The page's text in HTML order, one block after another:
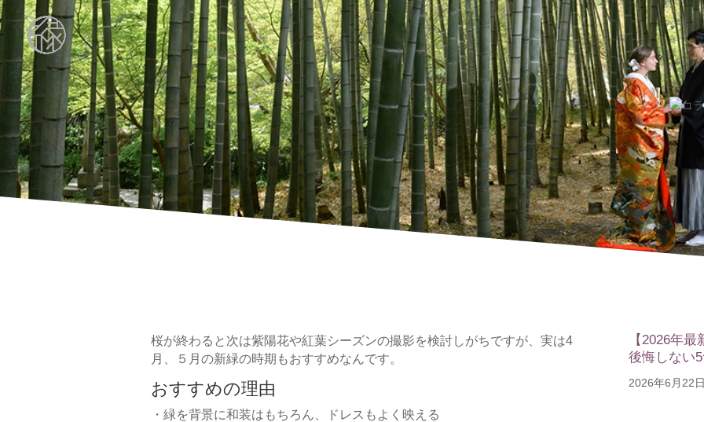
桜が終わると次は紫陽花や紅葉シーズンの撮影を検討しがちですが、実は4
月、５月の新緑の時期もおすすめなんです。
おすすめの理由
・緑を背景に和装はもちろん、ドレスもよく映える
【2026年
後悔しない
2026年6月22日